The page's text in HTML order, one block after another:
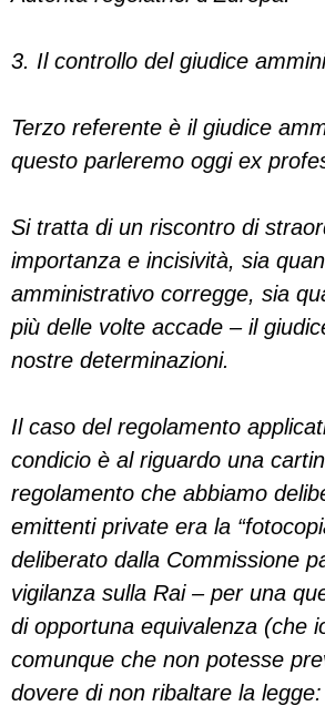
3. Il controllo del giudice
Terzo referente è il giudice
questo parleremo oggi ex
Si tratta di un riscontro di
importanza e incisività, sia
amministrativo corregge, sia
più delle volte accade – il
nostre determinazioni.
Il caso del regolamento
condicio è al riguardo una
regolamento che abbiamo
emittenti private era la
deliberato dalla Commissione
vigilanza sulla Rai – per una
di opportuna equivalenza (che
comunque che non potesse
dovere di non ribaltare la